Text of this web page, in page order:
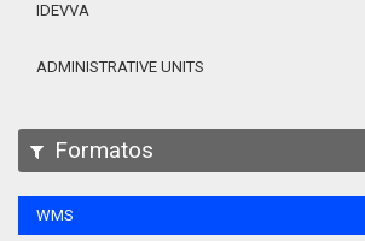
IDEVVA
ADMINISTRATIVE UNITS
Formatos
WMS